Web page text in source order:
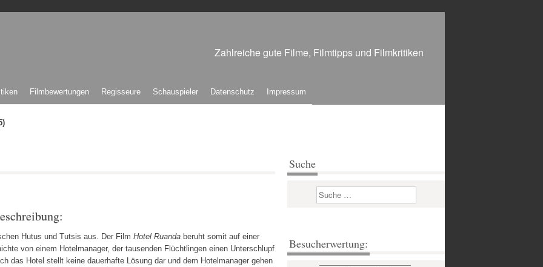
Zahlreiche gute Filme, Filmtipps und Filmkritiken
Filmbewertungen Regisseure Schauspieler Datenschutz Impressum
Hutus und Tutsis aus. Der Film Hotel Ruanda beruht somit auf einer
von einem Hotelmanager, der tausenden Flüchtlingen einen Unterschlupf
das Hotel stellt keine dauerhafte Lösung dar und dem Hotelmanager gehen
Suche
Suchen
Besucherwertung: